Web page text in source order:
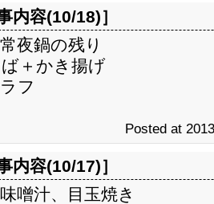
内容(10/18)］
夜鍋の残り
＋かき揚げ
フ
Posted at
内容(10/17)］
噌汁、目玉焼き